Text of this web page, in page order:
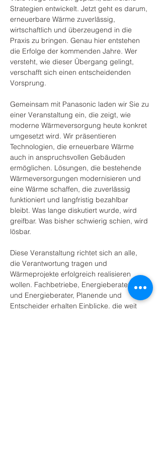
Strategien entwickelt. Jetzt geht es darum,
erneuerbare Wärme zuverlässig,
wirtschaftlich und überzeugend in die
Praxis zu bringen. Genau hier entstehen
die Erfolge der kommenden Jahre. Wer
versteht, wie dieser Übergang gelingt,
verschafft sich einen entscheidenden
Vorsprung.
Gemeinsam mit Panasonic laden wir Sie zu
einer Veranstaltung ein, die zeigt, wie
moderne Wärmeversorgung heute konkret
umgesetzt wird. Wir präsentieren
Technologien, die erneuerbare Wärme
auch in anspruchsvollen Gebäuden
ermöglichen. Lösungen, die bestehende
Wärmeversorgungen modernisieren und
eine Wärme schaffen, die zuverlässig
funktioniert und langfristig bezahlbar
bleibt. Was lange diskutiert wurde, wird
greifbar. Was bisher schwierig schien, wird
lösbar.
Diese Veranstaltung richtet sich an alle,
die Verantwortung tragen und
Wärmeprojekte erfolgreich realisieren
wollen. Fachbetriebe, Energieberaterinnen
und Energieberater, Planende und
Entscheider erhalten Einblicke, die weit